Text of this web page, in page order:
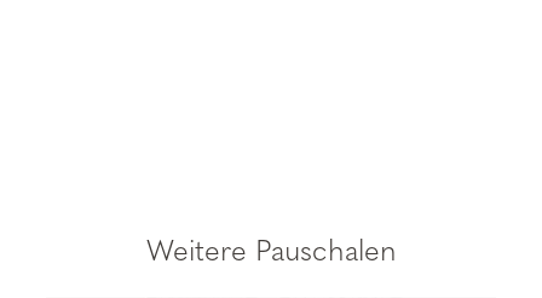
Weitere Pauschalen